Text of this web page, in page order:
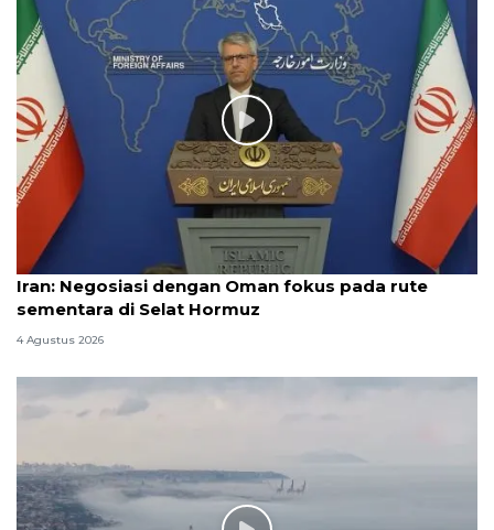
Iran: Negosiasi dengan Oman fokus pada rute
sementara di Selat Hormuz
4 Agustus 2026